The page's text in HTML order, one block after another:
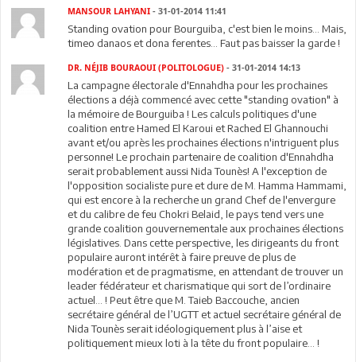
MANSOUR LAHYANI - 31-01-2014 11:41
Standing ovation pour Bourguiba, c'est bien le moins... Mais,
timeo danaos et dona ferentes... Faut pas baisser la garde !
DR. NÉJIB BOURAOUI (POLITOLOGUE) - 31-01-2014 14:13
La campagne électorale d'Ennahdha pour les prochaines
élections a déjà commencé avec cette "standing ovation" à
la mémoire de Bourguiba ! Les calculs politiques d'une
coalition entre Hamed El Karoui et Rached El Ghannouchi
avant et/ou après les prochaines élections n'intriguent plus
personne! Le prochain partenaire de coalition d'Ennahdha
serait probablement aussi Nida Tounès! A l'exception de
l'opposition socialiste pure et dure de M. Hamma Hammami,
qui est encore à la recherche un grand Chef de l'envergure
et du calibre de feu Chokri Belaid, le pays tend vers une
grande coalition gouvernementale aux prochaines élections
législatives. Dans cette perspective, les dirigeants du front
populaire auront intérêt à faire preuve de plus de
modération et de pragmatisme, en attendant de trouver un
leader fédérateur et charismatique qui sort de l’ordinaire
actuel… ! Peut être que M. Taieb Baccouche, ancien
secrétaire général de l’UGTT et actuel secrétaire général de
Nida Tounès serait idéologiquement plus à l’aise et
politiquement mieux loti à la tête du front populaire… !